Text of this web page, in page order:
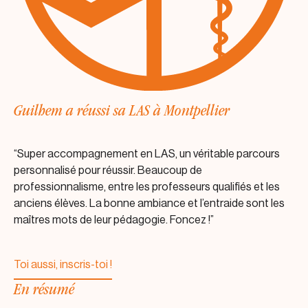
Guilhem a réussi sa LAS à Montpellier
“Super accompagnement en LAS, un véritable parcours
personnalisé pour réussir. Beaucoup de
professionnalisme, entre les professeurs qualifiés et les
anciens élèves. La bonne ambiance et l’entraide sont les
maîtres mots de leur pédagogie. Foncez !”
Toi aussi, inscris-toi !
Toi aussi, inscris-toi !
En résumé